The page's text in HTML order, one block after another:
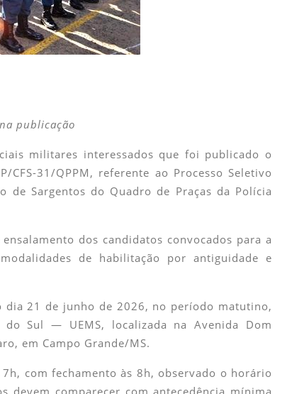
publicação
militares interessados que foi publicado o
CFS-31/QPPM, referente ao Processo Seletivo
de Sargentos do Quadro de Praças da Polícia
dos candidatos convocados para a
de habilitação por antiguidade e
21 de junho de 2026, no período matutino,
Sul — UEMS, localizada na Avenida Dom
em Campo Grande/MS.
com fechamento às 8h, observado o horário
devem comparecer com antecedência mínima